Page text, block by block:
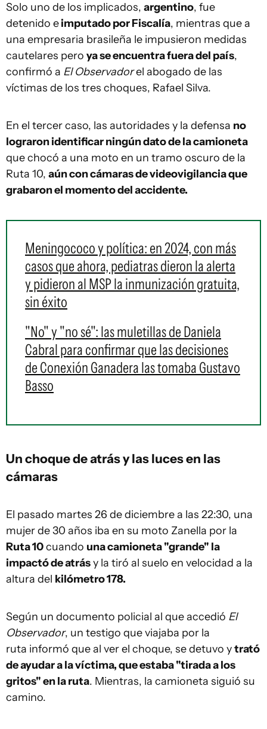
Solo uno de los implicados, argentino, fue
detenido eimputado por Fiscalía, mientras que a
una empresaria brasileña le impusieron medidas
cautelares pero ya se encuentra fuera del país,
confirmó a El Observadorel abogado de las
víctimas de los tres choques, Rafael Silva.
En el tercer caso, las autoridades y la defensa no
lograron identificar ningún dato de la camioneta
que chocó a una moto en un tramo oscuro de la
Ruta 10, aún con cámaras de videovigilancia que
grabaron el momento del accidente.
Meningococo y política: en 2024, con más
casos que ahora, pediatras dieron la alerta
y pidieron al MSP la inmunización gratuita,
sin éxito
"No" y "no sé": las muletillas de Daniela
Cabral para confirmar que las decisiones
de Conexión Ganadera las tomaba Gustavo
Basso
Un choque de atrás y las luces en las
cámaras
El pasado martes 26 de diciembre a las 22:30, una
mujer de 30 años iba en su moto Zanella por la
Ruta 10cuando una camioneta "grande" la
impactó de atrásy la tiró al suelo en velocidad a la
altura del kilómetro 178.
Según un documento policial al que accedió El
Observador, un testigo que viajaba por la
ruta informó que al ver el choque, se detuvo ytrató
de ayudar a la víctima, que estaba "tirada a los
gritos" en la ruta. Mientras, la camioneta siguió su
camino.